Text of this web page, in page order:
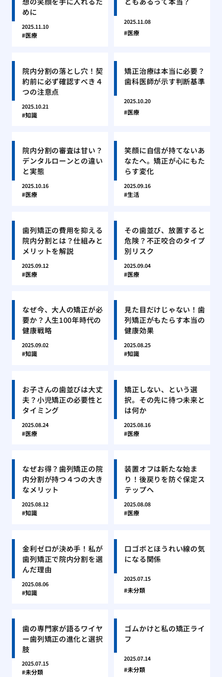
めに
2025.11.10
医療
2025.11.08
医療
院内分割の落とし穴！契
約前に必ず確認すべき４
つの注意点
2025.10.21
知識
矯正治療は本当に必要？
歯科医師が示す判断基準
2025.10.20
医療
院内分割の審査は甘い？
デンタルローンとの違い
と実態
2025.10.16
医療
笑顔に自信が持てないあ
なたへ。矯正が心にもた
らす変化
2025.09.16
生活
歯列矯正の費用を抑える
院内分割とは？仕組みと
メリットを解説
2025.09.12
医療
その歯並び、放置すると
危険？不正咬合のタイプ
別リスク
2025.09.04
医療
なぜ今、大人の矯正が必
要か？人生100年時代の
健康戦略
2025.09.02
知識
見た目だけじゃない！歯
列矯正がもたらす本当の
健康効果
2025.08.25
知識
お子さんの歯並びは大丈
夫？小児矯正の必要性と
タイミング
2025.08.24
医療
矯正しない、という選
択。その先に待つ未来と
は何か
2025.08.16
医療
なぜお得？歯列矯正の院
内分割が持つ４つの大き
なメリット
2025.08.12
知識
装置オフは新たな始ま
り！後戻りを防ぐ保定ス
テップへ
2025.08.08
医療
金利ゼロが決め手！私が
歯列矯正で院内分割を選
んだ理由
2025.08.06
知識
口ゴボとほうれい線の気
になる関係
2025.07.15
未分類
歯の専門家が語るワイヤ
ー歯列矯正の進化と選択
肢
2025.07.15
未分類
ゴムかけと私の矯正ライ
フ
2025.07.14
未分類